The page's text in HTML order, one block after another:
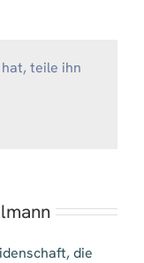
teile ihn
die